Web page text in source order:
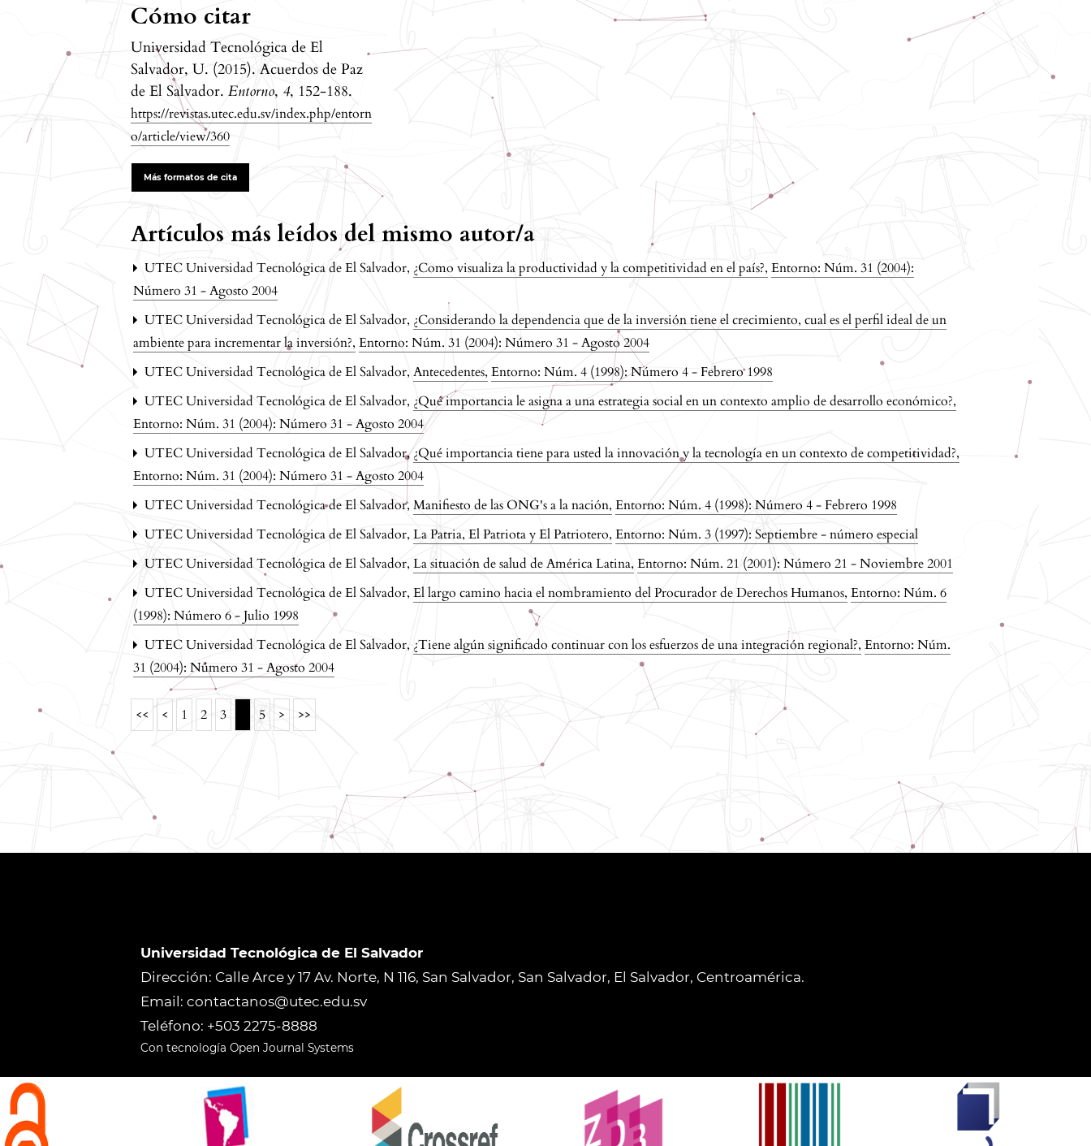
Cómo citar
Universidad Tecnológica de El
Salvador, U. (2015). Acuerdos de Paz
de El Salvador.Entorno, 4, 152-188.
https://revistas.utec.edu.sv/index.php/entorn
o/article/view/360
Más formatos de cita
Artículos más leídos del mismo autor/a
UTEC Universidad Tecnológica de El Salvador, ¿Como visualiza la productividad y la competitividad en el país?,Entorno: Núm. 31 (2004):
Número 31 - Agosto 2004
UTEC Universidad Tecnológica de El Salvador, ¿Considerando la dependencia que de la inversión tiene el crecimiento, cual es el perfil ideal de un
ambiente para incrementar la inversión?,Entorno: Núm. 31 (2004): Número 31 - Agosto 2004
UTEC Universidad Tecnológica de El Salvador,Antecedentes,Entorno: Núm. 4 (1998): Número 4 - Febrero 1998
UTEC Universidad Tecnológica de El Salvador, ¿Qué importancia le asigna a una estrategia social en un contexto amplio de desarrollo económico?,
Entorno: Núm. 31 (2004): Número 31 - Agosto 2004
UTEC Universidad Tecnológica de El Salvador,¿Qué importancia tiene para usted la innovación y la tecnología en un contexto de competitividad?,
Entorno: Núm. 31 (2004): Número 31 - Agosto 2004
UTEC Universidad Tecnológica de El Salvador,Manifiesto de las ONG's a la nación,Entorno: Núm. 4 (1998): Número 4 - Febrero 1998
UTEC Universidad Tecnológica de El Salvador,La Patria, El Patriota y El Patriotero,Entorno: Núm. 3 (1997): Septiembre - número especial
UTEC Universidad Tecnológica de El Salvador,La situación de salud de América Latina,Entorno: Núm. 21 (2001): Número 21 - Noviembre 2001
UTEC Universidad Tecnológica de El Salvador,El largo camino hacia el nombramiento del Procurador de Derechos Humanos,Entorno: Núm. 6
(1998): Número 6 - Julio 1998
UTEC Universidad Tecnológica de El Salvador, ¿Tiene algún significado continuar con los esfuerzos de una integración regional?,Entorno: Núm.
31 (2004): Número 31 - Agosto 2004
<< < 1 2 3 5 > >>
Universidad Tecnológica de El Salvador
Dirección: Calle Arce y 17 Av. Norte, N 116, San Salvador, San Salvador, El Salvador, Centroamérica.
Email: contactanos@utec.edu.sv
Teléfono: +503 2275-8888
Con tecnología Open Journal Systems